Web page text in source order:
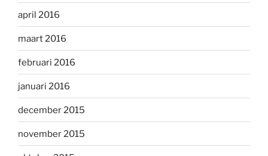
april 2016
maart 2016
februari 2016
januari 2016
december 2015
november 2015